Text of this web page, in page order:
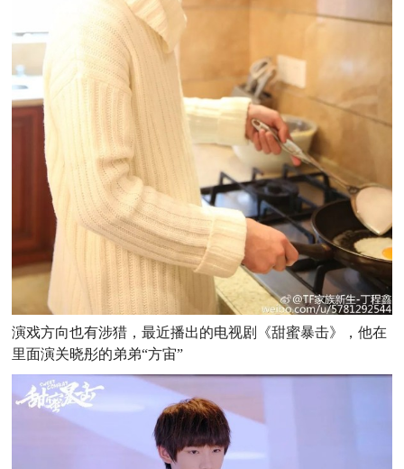
演戏方向也有涉猎，最近播出的电视剧《甜蜜暴击》，他在
里面演关晓彤的弟弟“方宙”